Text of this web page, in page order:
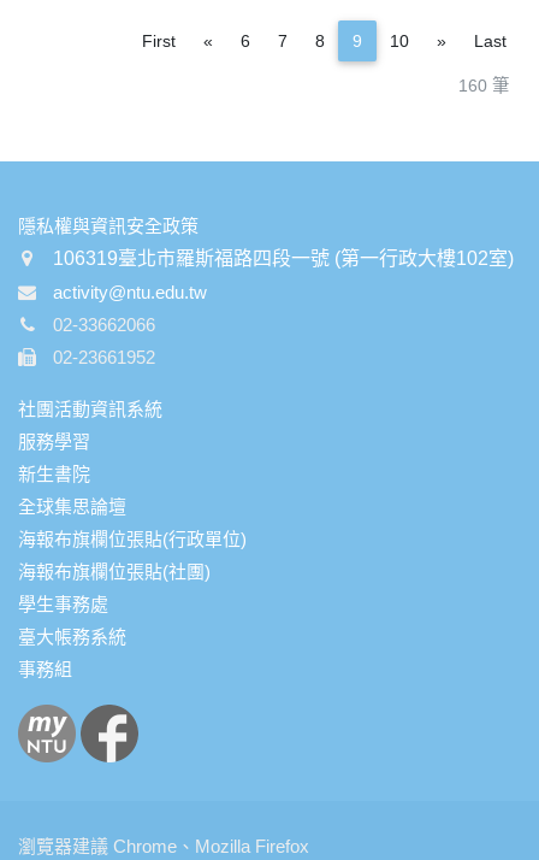
160 筆
First « Previous
6 7 8 9 10 »NextLast
:::
隱私權與資訊安全政策
106319臺北市羅斯福路四段一號 (第一行政大樓102室)
activity@ntu.edu.tw
02-33662066
02-23661952
社團活動資訊系統
服務學習
新生書院
全球集思論壇
海報布旗欄位張貼(行政單位)
海報布旗欄位張貼(社團)
學生事務處
臺大帳務系統
事務組
瀏覽器建議 Chrome、Mozilla Firefox